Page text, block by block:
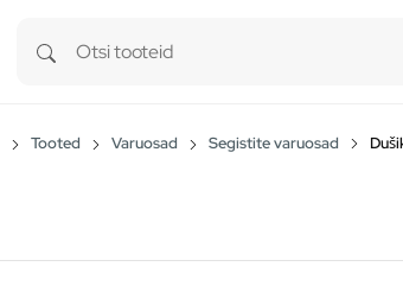
Tooted Varuosad Segistite varuosad